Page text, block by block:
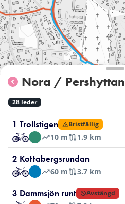
Nora / Pershyttan
28 leder
1 Trollstigen Bristfällig
10 m 1.9 km
2 Kottabergsrundan
60 m 3.7 km
3 Dammsjön runt Avstängd